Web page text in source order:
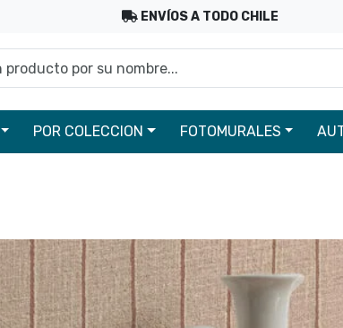
ENVÍOS A TODO CHILE
por su nombre...
POR COLECCION FOTOMURALES